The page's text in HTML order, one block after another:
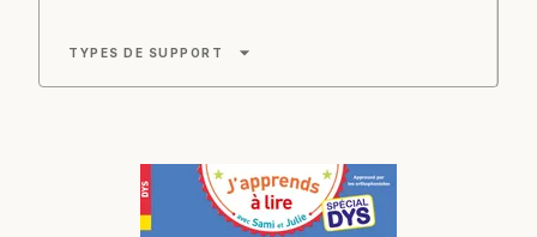
TYPES DE SUPPORT arrow_drop_down